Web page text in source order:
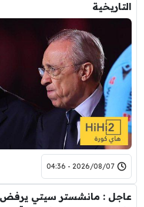
التاريخية
2026/08/07 - 04:36
عاجل : مانشستر سيتي يرفض